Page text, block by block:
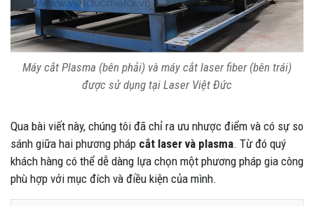
Máy cắt Plasma (bên phải) và máy cắt laser fiber (bên trái)
được sử dụng tại Laser Việt Đức
Qua bài viết này, chúng tôi đã chỉ ra ưu nhược điểm và có sự so
sánh giữa hai phương pháp cắt laser và plasma. Từ đó quý
khách hàng có thể dễ dàng lựa chọn một phương pháp gia công
phù hợp với mục đích và điều kiện của mình.